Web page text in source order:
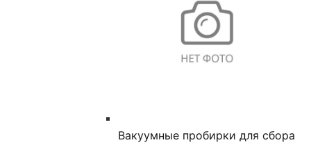
Вакуумные пробирки для сбора